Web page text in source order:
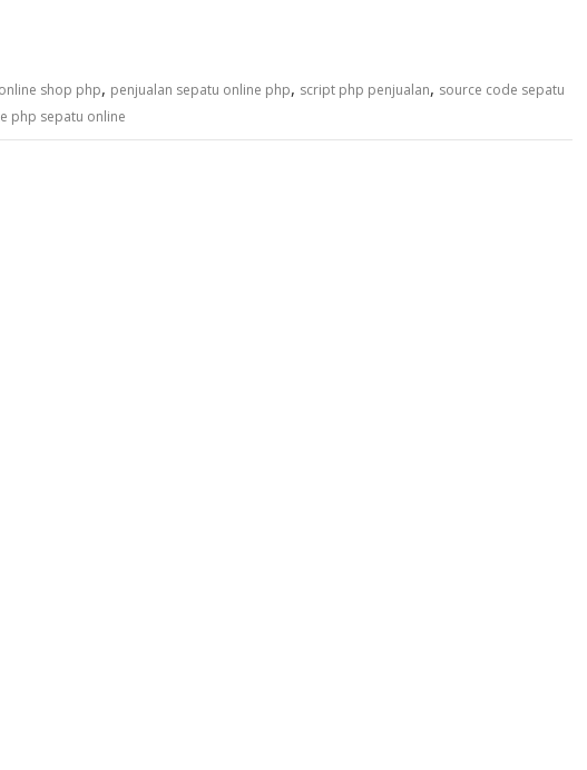
shop php, penjualan sepatu online php, script php penjualan, source code sepatu
php sepatu online